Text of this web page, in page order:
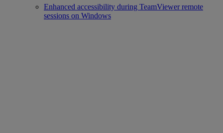
Enhanced accessibility during TeamViewer remote
sessions on Windows